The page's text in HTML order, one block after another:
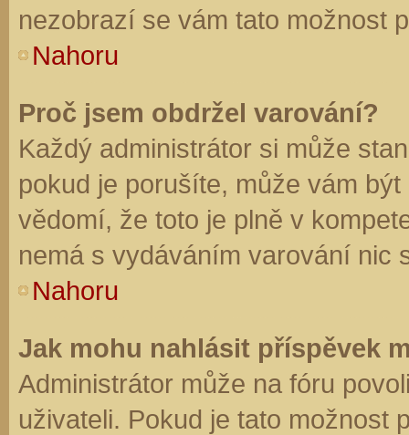
nezobrazí se vám tato možnost
Nahoru
Proč jsem obdržel varování?
Každý administrátor si může
pokud je porušíte, může vám
vědomí, že toto je plně v
nemá s vydáváním varování nic
Nahoru
Jak mohu nahlásit příspěvek
Administrátor může na fóru
uživateli. Pokud je tato možnost